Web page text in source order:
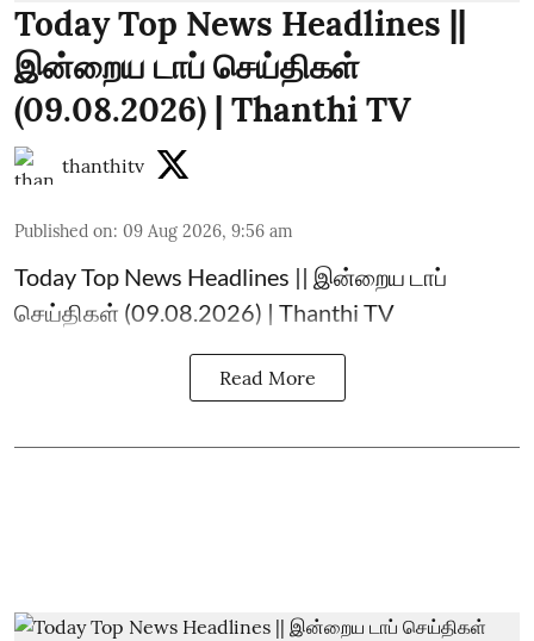
Today Top News Headlines ||
இன்றைய டாப் செய்திகள்
(09.08.2026) | Thanthi TV
thanthitv
Published on: 09 Aug 2026, 9:56 am
Today Top News Headlines || இன்றைய டாப்
செய்திகள் (09.08.2026) | Thanthi TV
Read More